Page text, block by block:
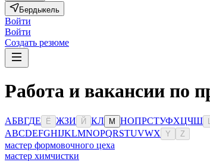
Бердыкель
Войти
Войти
Создать резюме
Работа и вакансии по
АБВГДЕ Ё ЖЗИ Й КЛ М НОПРСТУФХЦЧШ
ABCDEFGHIJKLMNOPQRSTUVWX Y Z
мастер формовочного цеха
мастер химчистки